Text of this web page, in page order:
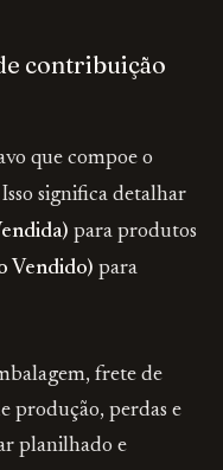
contribuição
que compoe o
significa detalhar
para produtos
Vendido) para
frete de
produção, perdas e
planilhado e